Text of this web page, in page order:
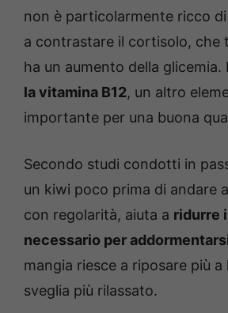
non è particolarmente ricco
a contrastare il cortisolo, che
ha un aumento della glicemia.
la vitamina B12, un altro
importante per una buona
Secondo studi condotti in
un kiwi poco prima di andare
con regolarità, aiuta a ridurre
necessario per
mangia riesce a riposare più a
sveglia più rilassato.